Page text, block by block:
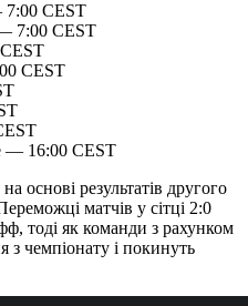
CEST
7:00 CEST
CEST
— 16:00 CEST
основі результатів другого
матчів у сітці 2:0
тоді як команди з рахунком
з чемпіонату і покинуть